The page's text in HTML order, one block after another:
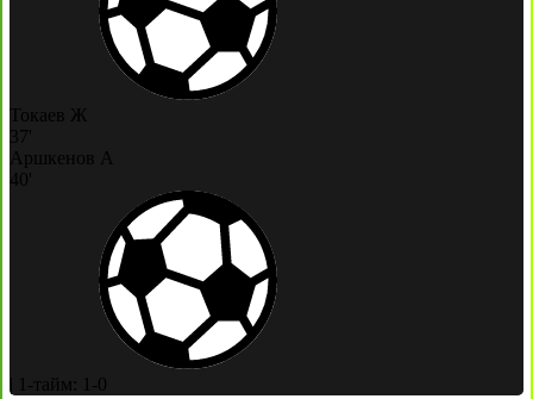
Токаев Ж
37'
Аршкенов А
40'
1-тайм: 1-0